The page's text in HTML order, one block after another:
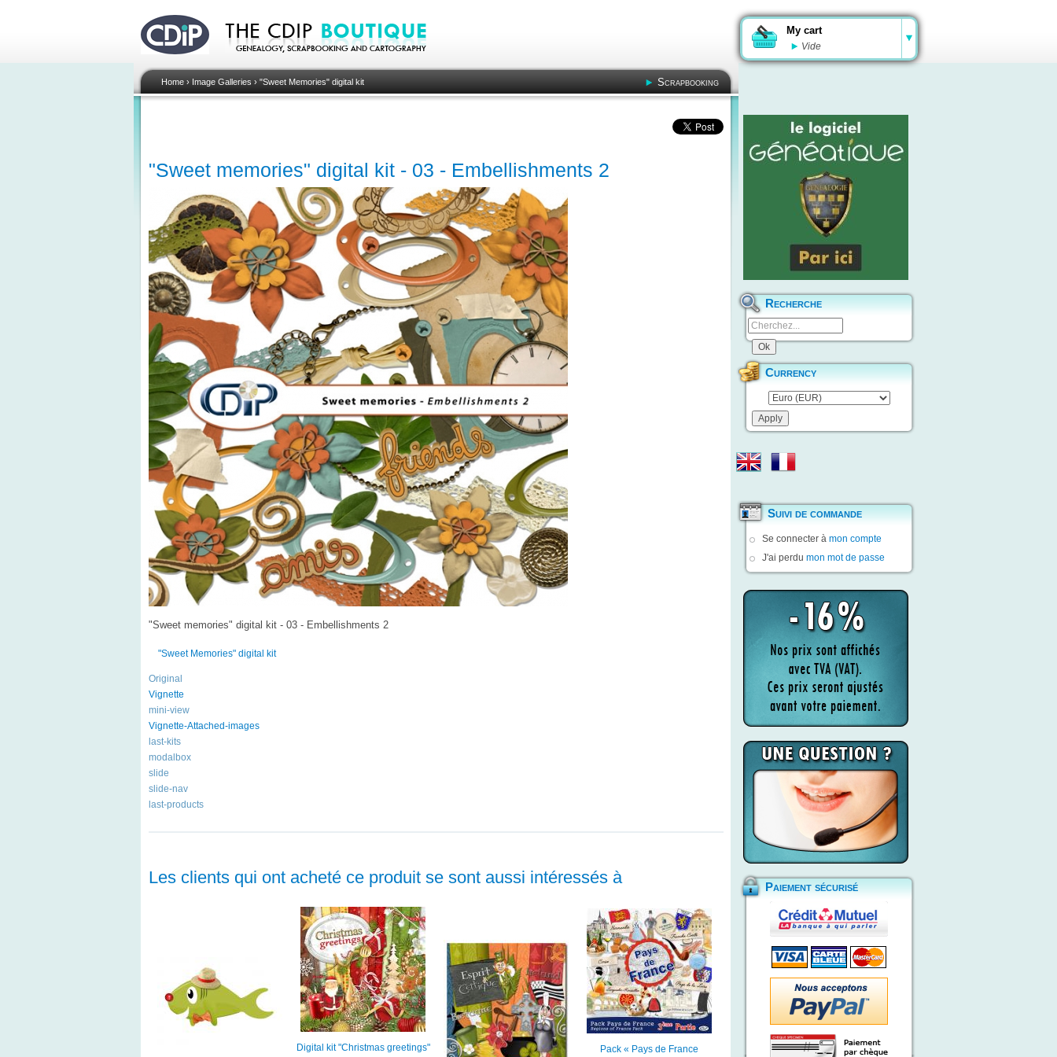
My cart
Vide
Home› Image Galleries › "Sweet Memories" digital kit Scrapbooking
"Sweet memories" digital kit - 03 - Embellishments 2
"Sweet memories" digital kit - 03 - Embellishments 2
"Sweet Memories" digital kit
Original
Vignette
mini-view
Vignette-Attached-images
last-kits
modalbox
slide
slide-nav
last-products
Les clients qui ont acheté ce produit se sont aussi intéressés à
Digital kit "Christmas greetings" Pack « Pays de France
Recherche
Currency
Suivi de commande
Se connecter à mon compte
J'ai perdu mon mot de passe
Paiement sécurisé